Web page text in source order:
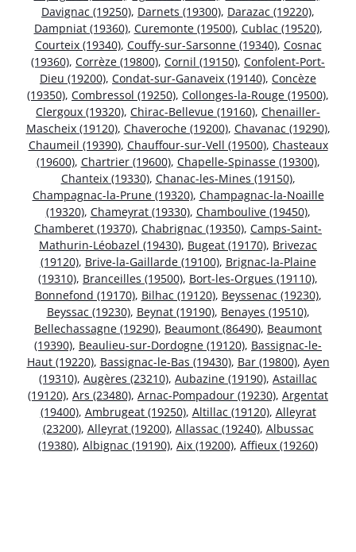
Davignac (19250), Darnets (19300), Darazac (19220),
Dampniat (19360), Curemonte (19500), Cublac (19520),
Courteix (19340), Couffy-sur-Sarsonne (19340), Cosnac
(19360), Corrèze (19800), Cornil (19150), Confolent-Port-
Dieu (19200), Condat-sur-Ganaveix (19140), Concèze
(19350), Combressol (19250), Collonges-la-Rouge (19500),
Clergoux (19320), Chirac-Bellevue (19160), Chenailler-
Mascheix (19120), Chaveroche (19200), Chavanac (19290),
Chaumeil (19390), Chauffour-sur-Vell (19500), Chasteaux
(19600), Chartrier (19600), Chapelle-Spinasse (19300),
Chanteix (19330), Chanac-les-Mines (19150),
Champagnac-la-Prune (19320), Champagnac-la-Noaille
(19320), Chameyrat (19330), Chamboulive (19450),
Chamberet (19370), Chabrignac (19350), Camps-Saint-
Mathurin-Léobazel (19430), Bugeat (19170), Brivezac
(19120), Brive-la-Gaillarde (19100), Brignac-la-Plaine
(19310), Branceilles (19500), Bort-les-Orgues (19110),
Bonnefond (19170), Bilhac (19120), Beyssenac (19230),
Beyssac (19230), Beynat (19190), Benayes (19510),
Bellechassagne (19290), Beaumont (86490), Beaumont
(19390), Beaulieu-sur-Dordogne (19120), Bassignac-le-
Haut (19220), Bassignac-le-Bas (19430), Bar (19800), Ayen
(19310), Augères (23210), Aubazine (19190), Astaillac
(19120), Ars (23480), Arnac-Pompadour (19230), Argentat
(19400), Ambrugeat (19250), Altillac (19120), Alleyrat
(23200), Alleyrat (19200), Allassac (19240), Albussac
(19380), Albignac (19190), Aix (19200), Affieux (19260)